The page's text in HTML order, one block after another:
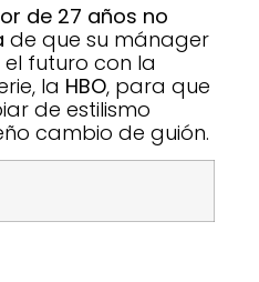
de 27 años no
de que su mánager
futuro con la
la HBO, para que
de estilismo
cambio de guión.